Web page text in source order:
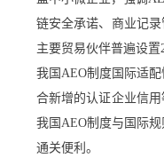
链安全承诺、商业记
主要贸易伙伴普遍设
我国AEO制度国际适
合新增的认证企业信
我国AEO制度与国际
通关便利。